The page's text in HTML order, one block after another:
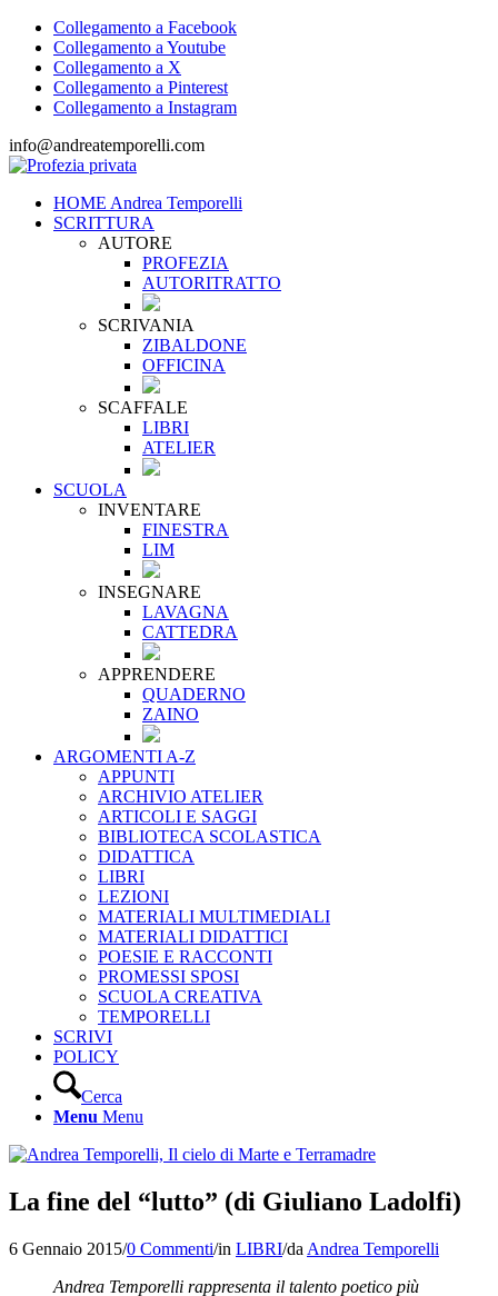
Collegamento a Facebook
Collegamento a Youtube
Collegamento a X
Collegamento a Pinterest
Collegamento a Instagram
info@andreatemporelli.com
HOME Andrea Temporelli
SCRITTURA
AUTORE
PROFEZIA
AUTORITRATTO
SCRIVANIA
ZIBALDONE
OFFICINA
SCAFFALE
LIBRI
ATELIER
SCUOLA
INVENTARE
FINESTRA
LIM
INSEGNARE
LAVAGNA
CATTEDRA
APPRENDERE
QUADERNO
ZAINO
ARGOMENTI A-Z
APPUNTI
ARCHIVIO ATELIER
ARTICOLI E SAGGI
BIBLIOTECA SCOLASTICA
DIDATTICA
LIBRI
LEZIONI
MATERIALI MULTIMEDIALI
MATERIALI DIDATTICI
POESIE E RACCONTI
PROMESSI SPOSI
SCUOLA CREATIVA
TEMPORELLI
SCRIVI
POLICY
Cerca
Menu Menu
La fine del “lutto” (di Giuliano Ladolfi)
6 Gennaio 2015/0 Commenti/in LIBRI/da Andrea Temporelli
Andrea Temporelli rappresenta il talento poetico più